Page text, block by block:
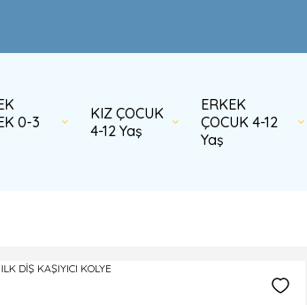
0-3
KIZ ÇOCUK
4-12 Yaş
ERKEK
ÇOCUK 4-12
Yaş